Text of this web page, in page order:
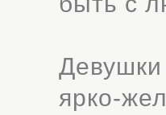
ярко-